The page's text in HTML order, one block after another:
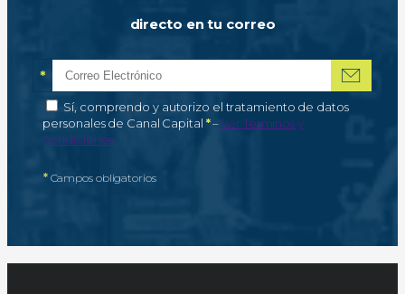
directo en tu correo
Correo electrónico
*Campo obligatorio
Autorización de tratamiento de datos personales
Sí, comprendo y autorizo el tratamiento de datos
personales de Canal Capital *–Campo obligatorio
Ver Términos y
condiciones
*Campos obligatorios